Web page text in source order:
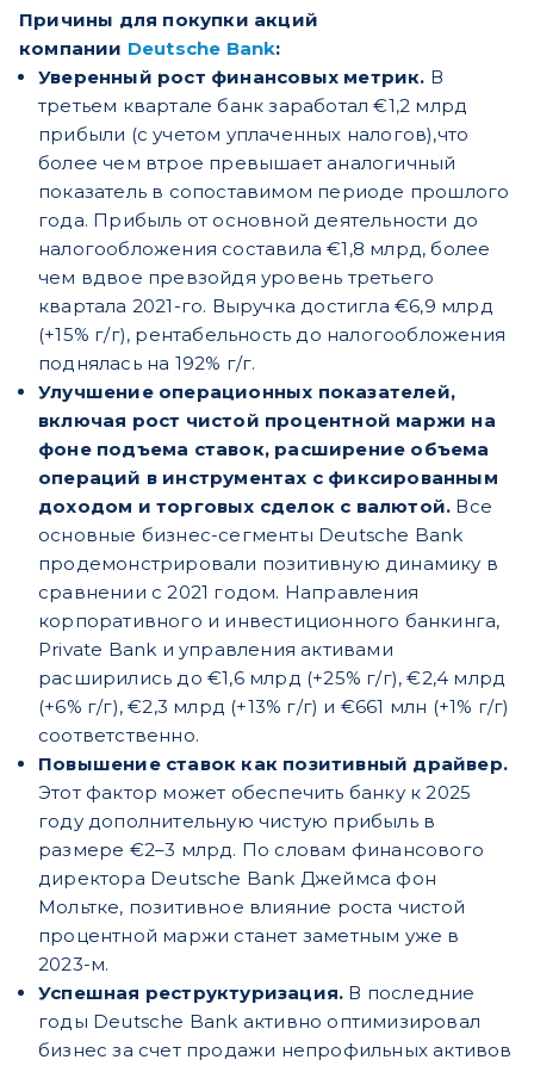
Причины для покупки акций
компании Deutsche Bank:
Уверенный рост финансовых метрик. В
третьем квартале банк заработал €1,2 млрд
прибыли (с учетом уплаченных налогов),что
более чем втрое превышает аналогичный
показатель в сопоставимом периоде прошлого
года. Прибыль от основной деятельности до
налогообложения составила €1,8 млрд, более
чем вдвое превзойдя уровень третьего
квартала 2021-го. Выручка достигла €6,9 млрд
(+15% г/г), рентабельность до налогообложения
поднялась на 192% г/г.
Улучшение операционных показателей,
включая рост чистой процентной маржи на
фоне подъема ставок, расширение объема
операций в инструментах с фиксированным
доходом и торговых сделок с валютой. Все
основные бизнес-сегменты Deutsche Bank
продемонстрировали позитивную динамику в
сравнении с 2021 годом. Направления
корпоративного и инвестиционного банкинга,
Private Bank и управления активами
расширились до €1,6 млрд (+25% г/г), €2,4 млрд
(+6% г/г), €2,3 млрд (+13% г/г) и €661 млн (+1% г/г)
соответственно.
Повышение ставок как позитивный драйвер.
Этот фактор может обеспечить банку к 2025
году дополнительную чистую прибыль в
размере €2–3 млрд. По словам финансового
директора Deutsche Bank Джеймса фон
Мольтке, позитивное влияние роста чистой
процентной маржи станет заметным уже в
2023-м.
Успешная реструктуризация. В последние
годы Deutsche Bank активно оптимизировал
бизнес за счет продажи непрофильных активов